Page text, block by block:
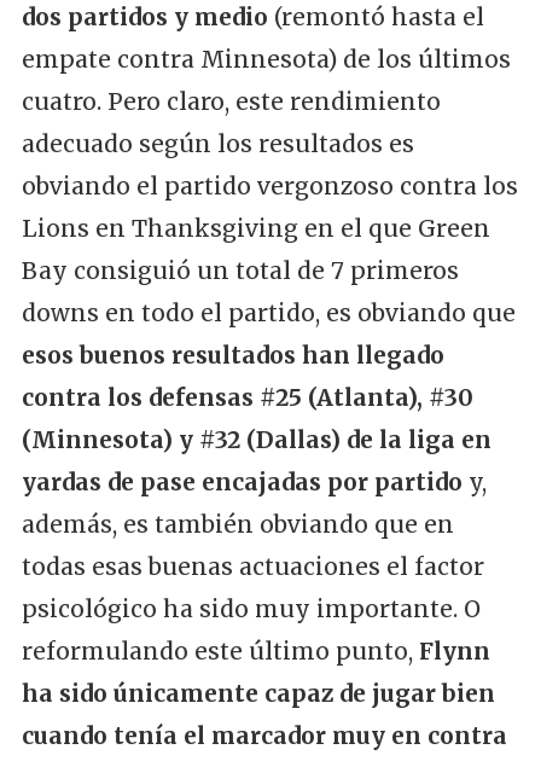
dos partidos y medio (remontó hasta el
empate contra Minnesota) de los últimos
cuatro. Pero claro, este rendimiento
adecuado según los resultados es
obviando el partido vergonzoso contra los
Lions en Thanksgiving en el que Green
Bay consiguió un total de 7 primeros
downs en todo el partido, es obviando que
esos buenos resultados han llegado
contra los defensas #25 (Atlanta), #30
(Minnesota) y #32 (Dallas) de la liga en
yardas de pase encajadas por partido y,
además, es también obviando que en
todas esas buenas actuaciones el factor
psicológico ha sido muy importante. O
reformulando este último punto, Flynn
ha sido únicamente capaz de jugar bien
cuando tenía el marcador muy en contra